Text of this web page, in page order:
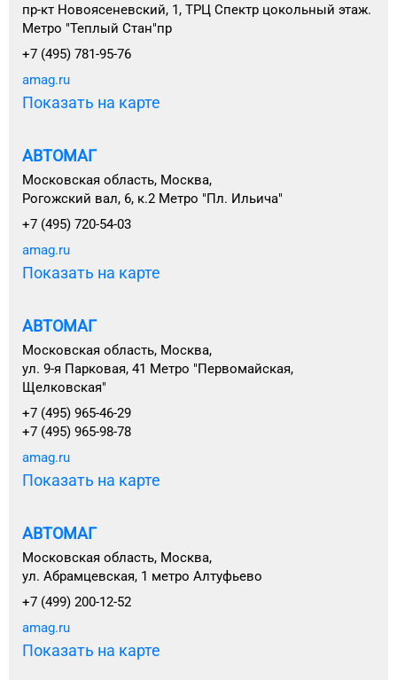
пр-кт Новоясеневский, 1, ТРЦ Спектр цокольный этаж.
Метро "Теплый Стан"пр
+7 (495) 781-95-76
amag.ru
Показать на карте
АВТОМАГ
Московская область, Москва,
Рогожский вал, 6, к.2 Метро "Пл. Ильича"
+7 (495) 720-54-03
amag.ru
Показать на карте
АВТОМАГ
Московская область, Москва,
ул. 9-я Парковая, 41 Метро "Первомайская,
Щелковская"
+7 (495) 965-46-29
+7 (495) 965-98-78
amag.ru
Показать на карте
АВТОМАГ
Московская область, Москва,
ул. Абрамцевская, 1 метро Алтуфьево
+7 (499) 200-12-52
amag.ru
Показать на карте